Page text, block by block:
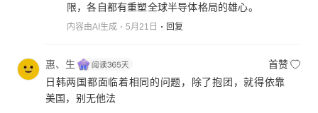
限，各自都有重塑全球半导体格局的雄心。
内容由AI生成 5月21日 回复
惠、生
首赞
日韩两国都面临着相同的问题，除了抱团，就得依靠
美国，别无他法